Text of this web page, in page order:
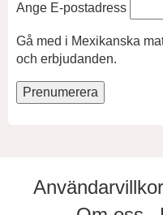
Ange E-postadress
Gå med i Mexikanska
och erbjudanden.
Användarvillkor